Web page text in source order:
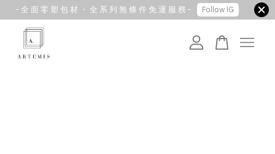
- 全 面 零 塑 包 材 ・ 全 系 列 無 條 件 免 運 服 務 - Follow IG
您的購物車目前還是空的。